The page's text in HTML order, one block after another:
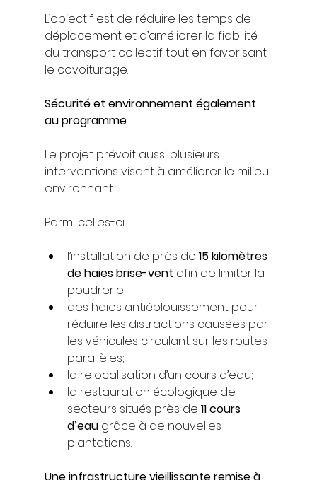
L’objectif est de réduire les temps de
déplacement et d’améliorer la fiabilité
du transport collectif tout en favorisant
le covoiturage.
Sécurité et environnement également
au programme
Le projet prévoit aussi plusieurs
interventions visant à améliorer le milieu
environnant.
Parmi celles-ci :
l’installation de près de 15 kilomètres
de haies brise-vent afin de limiter la
poudrerie;
des haies antiéblouissement pour
réduire les distractions causées par
les véhicules circulant sur les routes
parallèles;
la relocalisation d’un cours d’eau;
la restauration écologique de
secteurs situés près de 11 cours
d’eau grâce à de nouvelles
plantations.
Une infrastructure vieillissante remise à